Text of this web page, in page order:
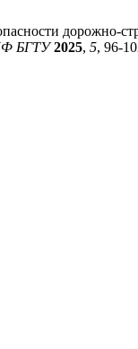
дорожно-
БГТУ 2025, 5, 96-